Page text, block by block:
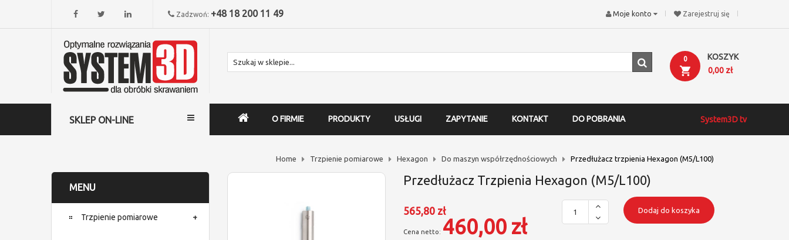
Zadzwoń: +48 18 200 11 49 Zarejestruj się
Moje konto
KOSZYK
0
0,00 zł
SKLEP ON-LINE O FIRMIE PRODUKTY USŁUGI ZAPYTANIE KONTAKT DO POBRANIA System3D tv
Home Trzpienie pomiarowe Hexagon Do maszyn współrzędnościowych Przedłużacz trzpienia Hexagon (M5/L100)
MENU
Trzpienie pomiarowe
Przedłużacz Trzpienia Hexagon (M5/L100)
565,80 zł
460,00 zł
Dodaj do koszyka